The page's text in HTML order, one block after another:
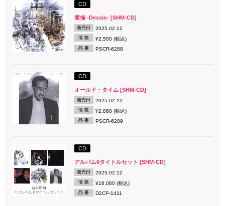
CD
素描 -Dessin- [SHM-CD]
発売日 2025.02.12
価 格 ¥2,500 (税込)
品 番 PSCR-6288
CD
オールド・タイム [SHM-CD]
発売日 2025.02.12
価 格 ¥2,860 (税込)
品 番 PSCR-6289
CD
アルバム6タイトルセット [SHM-CD]
発売日 2025.02.12
価 格 ¥16,080 (税込)
品 番 D2CP-1411